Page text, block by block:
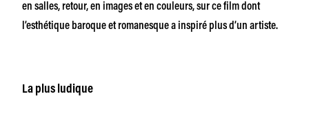
en salles, retour, en images et en couleurs, sur ce film dont
l’esthétique baroque et romanesque a inspiré plus d’un artiste.
La plus ludique